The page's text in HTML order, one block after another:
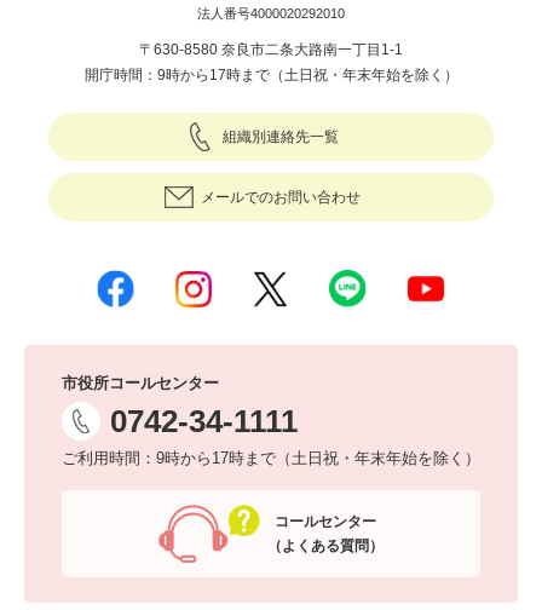
法人番号4000020292010
〒630-8580 奈良市二条大路南一丁目1-1
開庁時間：9時から17時まで（土日祝・年末年始を除く）
組織別連絡先一覧
メールでのお問い合わせ
市役所コールセンター
0742-34-1111
ご利用時間：9時から17時まで（土日祝・年末年始を除く）
コールセンター
（よくある質問）